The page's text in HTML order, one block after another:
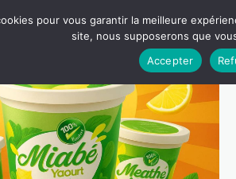
pour vous garantir la meilleure
site, nous supposerons que
Accepter